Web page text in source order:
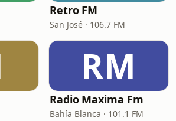
Retro FM
San José · 106.7 FM
RM
Radio Maxima Fm
Bahía Blanca · 101.1 FM